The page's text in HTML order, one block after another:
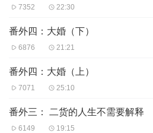
7352 22:30
番外四：大婚（下）
6876 21:21
番外四：大婚（上）
7071 25:10
番外三： 二货的人生不需要解释
6149 19:15